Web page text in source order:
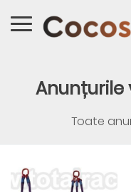
Anunțurile
Toate